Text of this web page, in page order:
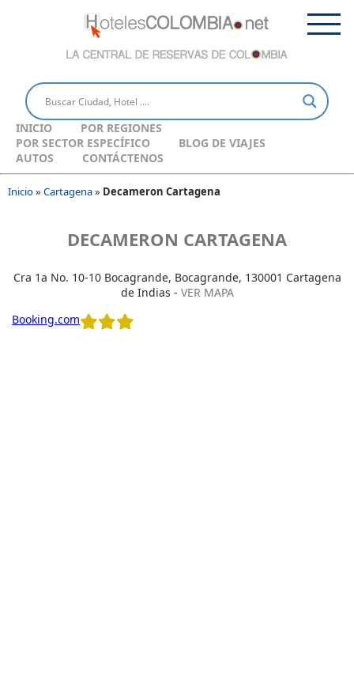
INICIO
POR REGIONES
POR SECTOR ESPECÍFICO
BLOG DE VIAJES
AUTOS
CONTÁCTENOS
Inicio» Cartagena» Decameron Cartagena
DECAMERON CARTAGENA
Cra 1a No. 10-10 Bocagrande, Bocagrande, 130001 Cartagena
de Indias - VER MAPA
Booking.com